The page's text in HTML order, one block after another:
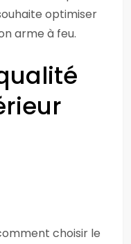
optimiser
arme à feu.
choisir le